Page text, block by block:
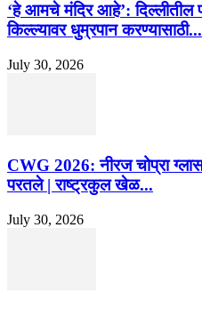
‘हे आमचे मंदिर आहे’: दिल्लीतील
किल्ल्यावर धुम्रपान करण्यासाठी...
July 30, 2026
CWG 2026: नीरज चोप्रा
परतले | राष्ट्रकुल खेळ...
July 30, 2026